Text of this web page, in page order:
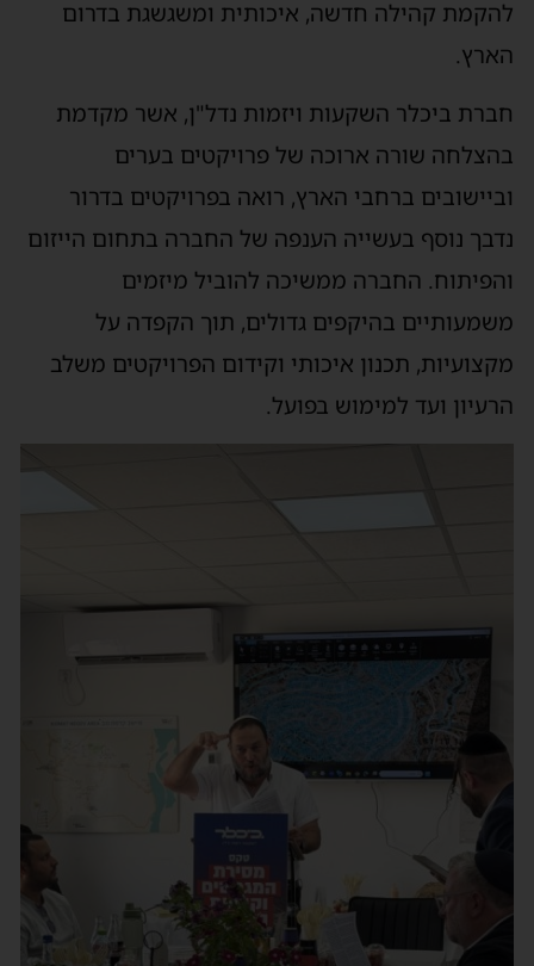
להקמת קהילה חדשה, איכותית ומשגשגת בדרום
הארץ.
חברת ביכלר השקעות ויזמות נדל"ן, אשר מקדמת
בהצלחה שורה ארוכה של פרויקטים בערים
וביישובים ברחבי הארץ, רואה בפרויקטים בדרור
נדבך נוסף בעשייה הענפה של החברה בתחום הייזום
והפיתוח. החברה ממשיכה להוביל מיזמים
משמעותיים בהיקפים גדולים, תוך הקפדה על
מקצועיות, תכנון איכותי וקידום הפרויקטים משלב
הרעיון ועד למימוש בפועל.